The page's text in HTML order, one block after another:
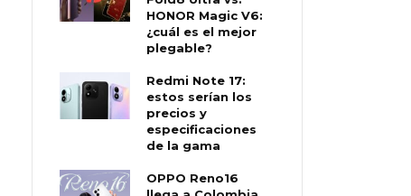
HONOR Magic V6:
¿cuál es el mejor
plegable?
Redmi Note 17:
estos serían los
precios y
especificaciones
de la gama
OPPO Reno16